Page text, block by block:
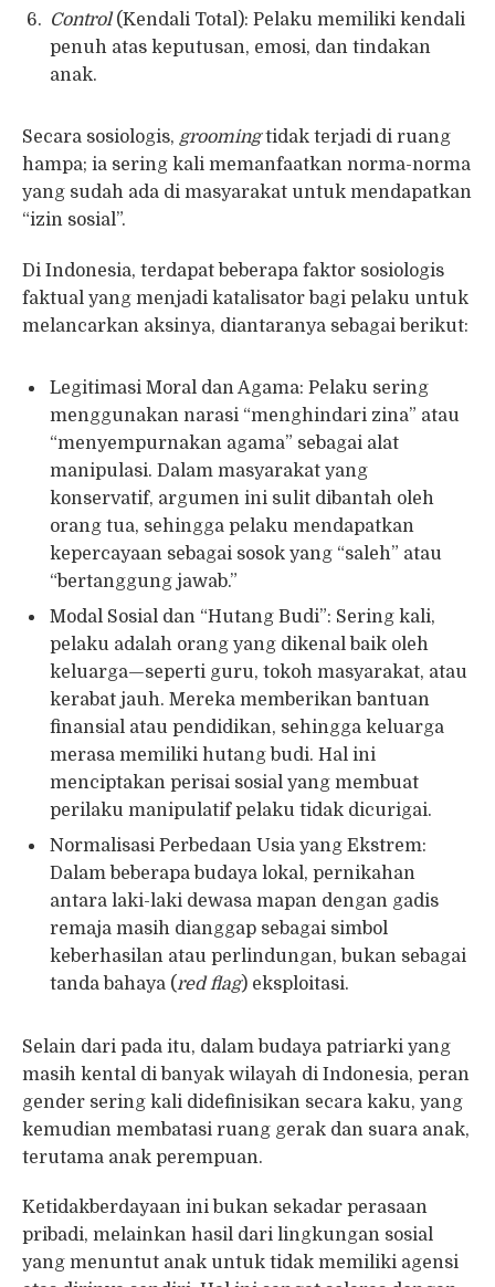
Control(Kendali Total): Pelaku memiliki kendali
penuh atas keputusan, emosi, dan tindakan
anak.
Secara sosiologis, groomingtidak terjadi di ruang
hampa; ia sering kali memanfaatkan norma-norma
yang sudah ada di masyarakat untuk mendapatkan
“izin sosial”.
Di Indonesia, terdapat beberapa faktor sosiologis
faktual yang menjadi katalisator bagi pelaku untuk
melancarkan aksinya, diantaranya sebagai berikut:
Legitimasi Moral dan Agama: Pelaku sering
menggunakan narasi “menghindari zina” atau
“menyempurnakan agama” sebagai alat
manipulasi. Dalam masyarakat yang
konservatif, argumen ini sulit dibantah oleh
orang tua, sehingga pelaku mendapatkan
kepercayaan sebagai sosok yang “saleh” atau
“bertanggung jawab.”
Modal Sosial dan “Hutang Budi”: Sering kali,
pelaku adalah orang yang dikenal baik oleh
keluarga—seperti guru, tokoh masyarakat, atau
kerabat jauh. Mereka memberikan bantuan
finansial atau pendidikan, sehingga keluarga
merasa memiliki hutang budi. Hal ini
menciptakan perisai sosial yang membuat
perilaku manipulatif pelaku tidak dicurigai.
Normalisasi Perbedaan Usia yang Ekstrem:
Dalam beberapa budaya lokal, pernikahan
antara laki-laki dewasa mapan dengan gadis
remaja masih dianggap sebagai simbol
keberhasilan atau perlindungan, bukan sebagai
tanda bahaya (red flag) eksploitasi.
Selain dari pada itu, dalam budaya patriarki yang
masih kental di banyak wilayah di Indonesia, peran
gender sering kali didefinisikan secara kaku, yang
kemudian membatasi ruang gerak dan suara anak,
terutama anak perempuan.
Ketidakberdayaan ini bukan sekadar perasaan
pribadi, melainkan hasil dari lingkungan sosial
yang menuntut anak untuk tidak memiliki agensi